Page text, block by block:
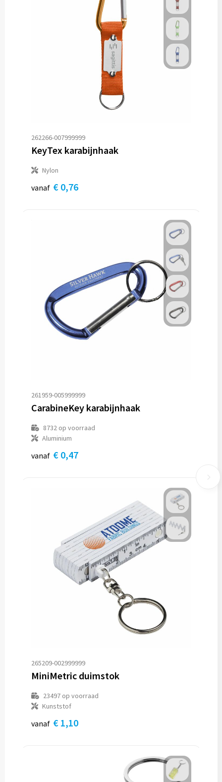
262266-007999999
KeyTex karabijnhaak
Nylon
vanaf € 0,76
261959-005999999
CarabineKey karabijnhaak
8732op voorraad
Aluminium
vanaf € 0,47
265209-002999999
MiniMetric duimstok
23497op voorraad
Kunststof
vanaf € 1,10